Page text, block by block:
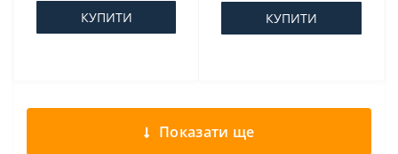
КУПИТИ КУПИТИ
Показати ще